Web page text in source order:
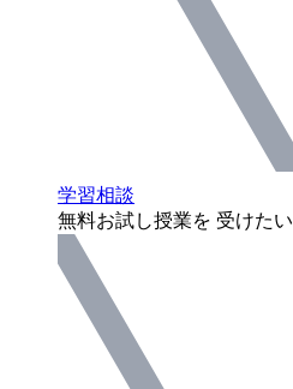
学習相談
無料お試し授業を 受けたい